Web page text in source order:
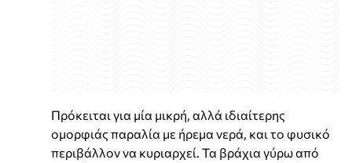
Πρόκειται για μία μικρή, αλλά ιδιαίτερης
ομορφιάς παραλία με ήρεμα νερά, και το φυσικό
περιβάλλον να κυριαρχεί. Τα βράχια γύρω από